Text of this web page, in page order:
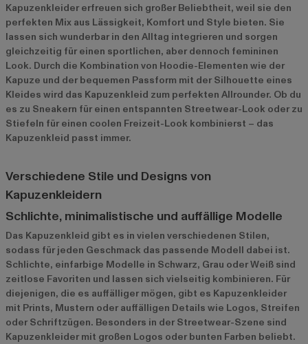
Kapuzenkleider erfreuen sich großer Beliebtheit, weil sie den
perfekten Mix aus Lässigkeit, Komfort und Style bieten. Sie
lassen sich wunderbar in den Alltag integrieren und sorgen
gleichzeitig für einen sportlichen, aber dennoch femininen
Look. Durch die Kombination von Hoodie-Elementen wie der
Kapuze und der bequemen Passform mit der Silhouette eines
Kleides wird das Kapuzenkleid zum perfekten Allrounder. Ob du
es zu Sneakern für einen entspannten Streetwear-Look oder zu
Stiefeln für einen coolen Freizeit-Look kombinierst – das
Kapuzenkleid passt immer.
Verschiedene Stile und Designs von
Kapuzenkleidern
Schlichte, minimalistische und auffällige Modelle
Das Kapuzenkleid gibt es in vielen verschiedenen Stilen,
sodass für jeden Geschmack das passende Modell dabei ist.
Schlichte, einfarbige Modelle in Schwarz, Grau oder Weiß sind
zeitlose Favoriten und lassen sich vielseitig kombinieren. Für
diejenigen, die es auffälliger mögen, gibt es Kapuzenkleider
mit Prints, Mustern oder auffälligen Details wie Logos, Streifen
oder Schriftzügen. Besonders in der Streetwear-Szene sind
Kapuzenkleider mit großen Logos oder bunten Farben beliebt.